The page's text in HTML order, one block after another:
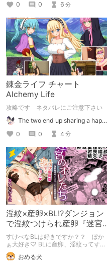
0
0 6 分
錬金ライフ チャート
Alchemy Life
攻略です ネタバレにご注意下さい
The two end up sharing a happy kiss【二人は幸せな接吻をして終了】
0
0 4 分
淫紋×産卵×BL⁉ダンジョン
で淫紋つけられ産卵『迷宮
のオレたち～強○発情モンス
ターと大量産卵の巻～』
すけべなBLは好きですか？？ ぼか
ぁ大好き♡ BLに産卵、淫紋ってすけ
べなBLを読みたい人の性癖に突き刺
さりまくるのでは？ そんなBLが読み
おめる犬